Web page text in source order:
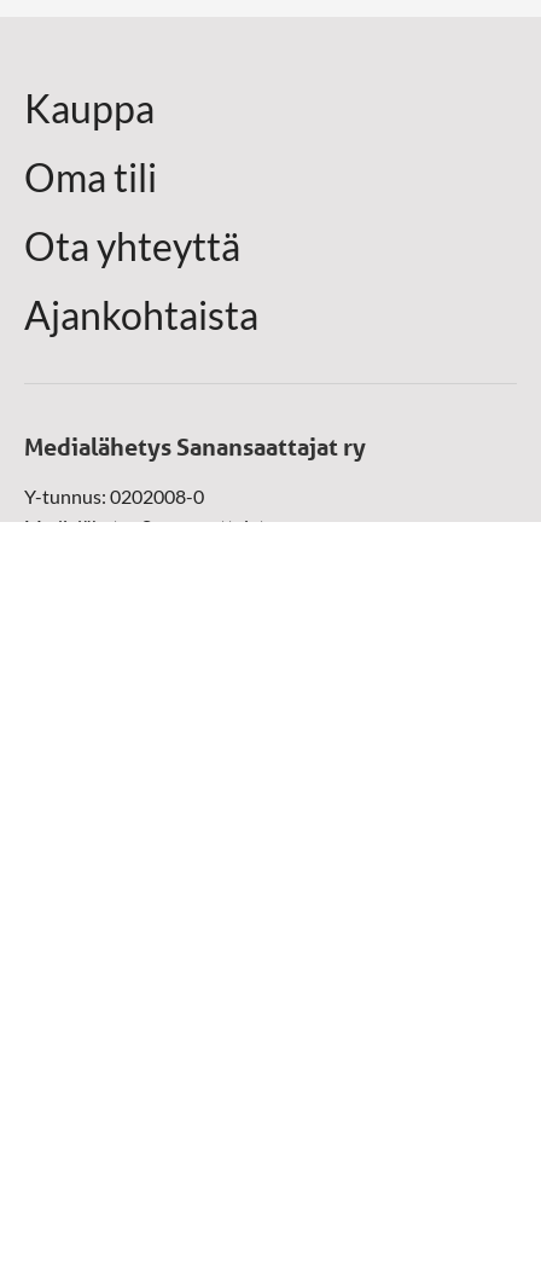
Kauppa
Oma tili
Ota yhteyttä
Ajankohtaista
Medialähetys Sanansaattajat ry
Y-tunnus: 0202008-0
Medialähetys Sanansaattajat ry